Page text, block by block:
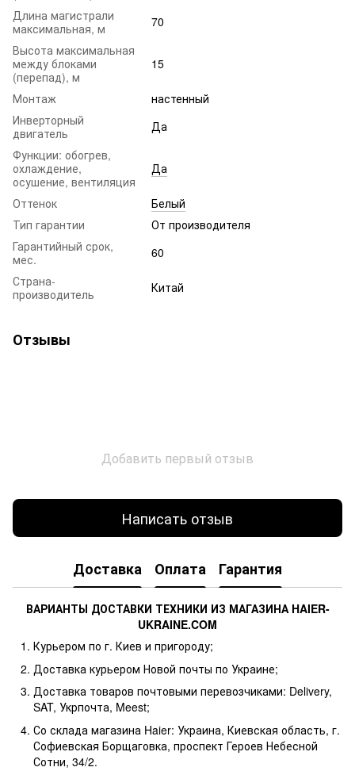
Длина магистрали
максимальная, м
70
Высота максимальная
между блоками
(перепад), м
15
Монтаж
настенный
Инверторный
двигатель
Да
Функции: обогрев,
охлаждение,
осушение, вентиляция
Да
Оттенок
Белый
Тип гарантии
От производителя
Гарантийный срок,
мес.
60
Страна-
производитель
Китай
Отзывы
Добавить первый отзыв
Написать отзыв
Доставка Оплата Гарантия
ВАРИАНТЫ ДОСТАВКИ ТЕХНИКИ ИЗ МАГАЗИНА HAIER-
UKRAINE.COM
Курьером по г. Киев и пригороду;
Доставка курьером Новой почты по Украине;
Доставка товаров почтовыми перевозчиками: Delivery,
SAT, Укрпочта, Meest;
Со склада магазина Haier: Украина, Киевская область, г.
Софиевская Борщаговка, проспект Героев Небесной
Сотни, 34/2.